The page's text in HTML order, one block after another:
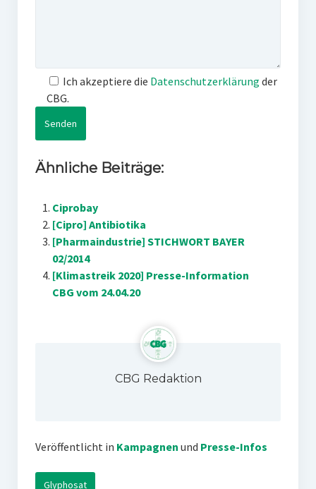
Ich akzeptiere die Datenschutzerklärung der
CBG.
Ähnliche Beiträge:
Ciprobay
[Cipro] Antibiotika
[Pharmaindustrie] STICHWORT BAYER
02/2014
[Klimastreik 2020] Presse-Information
CBG vom 24.04.20
CBG Redaktion
Veröffentlicht in Kampagnen und Presse-Infos
Glyphosat